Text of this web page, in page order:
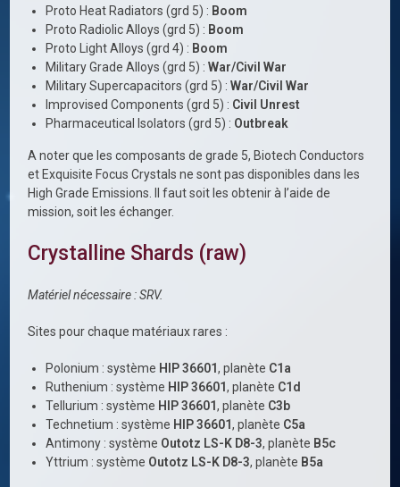
Proto Heat Radiators (grd 5) : Boom
Proto Radiolic Alloys (grd 5) : Boom
Proto Light Alloys (grd 4) : Boom
Military Grade Alloys (grd 5) :War/Civil War
Military Supercapacitors (grd 5) :War/Civil War
Improvised Components (grd 5) : Civil Unrest
Pharmaceutical Isolators (grd 5) : Outbreak
A noter que les composants de grade 5, Biotech Conductors
et Exquisite Focus Crystals ne sont pas disponibles dans les
High Grade Emissions. Il faut soit les obtenir à l’aide de
mission, soit les échanger.
Crystalline Shards (raw)
Matériel nécessaire : SRV.
Sites pour chaque matériaux rares :
Polonium : système HIP 36601, planète C1a
Ruthenium : système HIP 36601, planète C1d
Tellurium : système HIP 36601, planète C3b
Technetium : système HIP 36601, planète C5a
Antimony : système Outotz LS-K D8-3, planète B5c
Yttrium : système Outotz LS-K D8-3, planète B5a